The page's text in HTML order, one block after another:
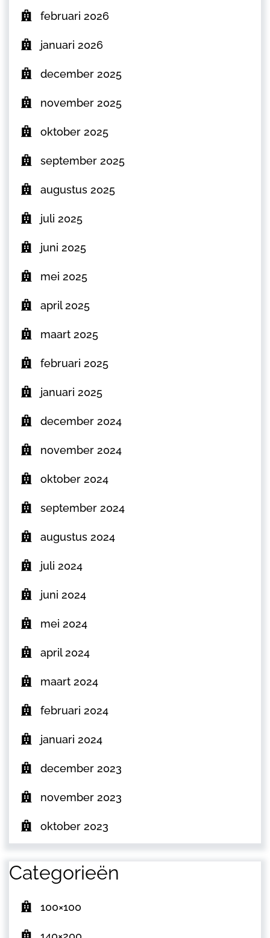
februari 2026
januari 2026
december 2025
november 2025
oktober 2025
september 2025
augustus 2025
juli 2025
juni 2025
mei 2025
april 2025
maart 2025
februari 2025
januari 2025
december 2024
november 2024
oktober 2024
september 2024
augustus 2024
juli 2024
juni 2024
mei 2024
april 2024
maart 2024
februari 2024
januari 2024
december 2023
november 2023
oktober 2023
Categorieën
100×100